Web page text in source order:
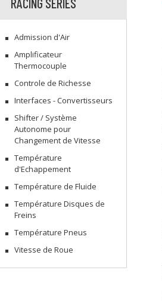
Admission d'Air
Amplificateur
Thermocouple
Controle de Richesse
Interfaces - Convertisseurs
Shifter / Système
Autonome pour
Changement de Vitesse
Température
d'Echappement
Température de Fluide
Température Disques de
Freins
Température Pneus
Vitesse de Roue